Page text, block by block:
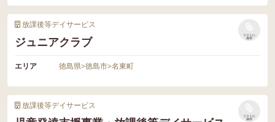
放課後等デイサービス
ジュニアクラブ
リストに
保存
エリア 徳島県>徳島市>名東町
放課後等デイサービス
リストに
保存